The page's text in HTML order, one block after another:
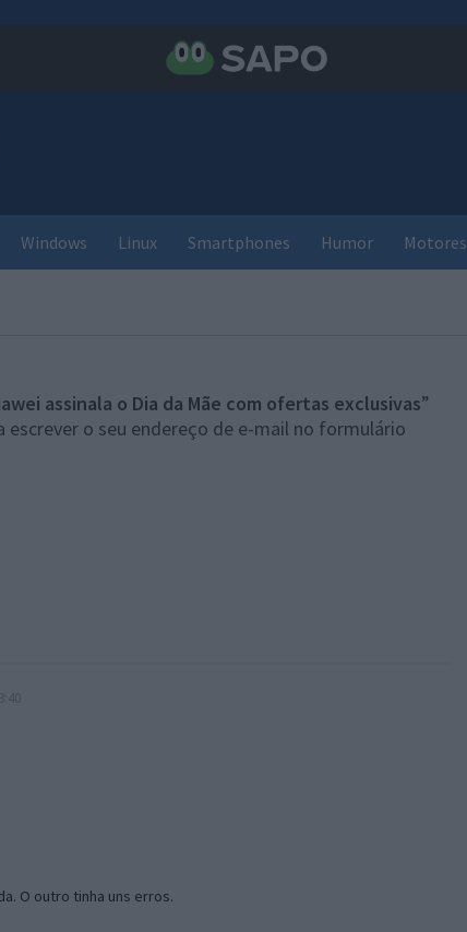
Windows Linux Smartphones Humor Motores
assinala o Dia da Mãe com ofertas exclusivas”
o seu endereço de e-mail no formulário
O outro tinha uns erros.